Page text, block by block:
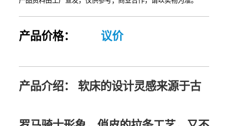
产品价格： 议价
产品介绍： 软床的设计灵感来源于古